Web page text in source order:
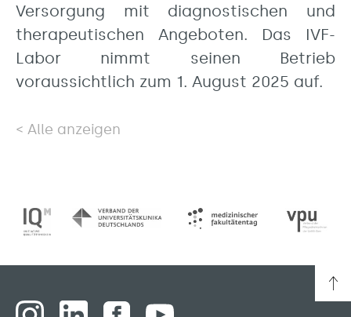
Versorgung mit diagnostischen und
therapeutischen Angeboten. Das IVF-
Labor nimmt seinen Betrieb
voraussichtlich zum 1. August 2025 auf.
Alle anzeigen